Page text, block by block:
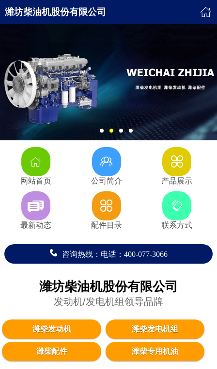
潍坊柴油机股份有限公司
网站首页 公司简介 产品展示
最新动态 配件目录 联系方式
咨询热线：电话：400-077-3066
潍坊柴油机股份有限公司
发动机/发电机组领导品牌
潍柴发动机 潍柴发电机组
潍柴配件 潍柴专用机油